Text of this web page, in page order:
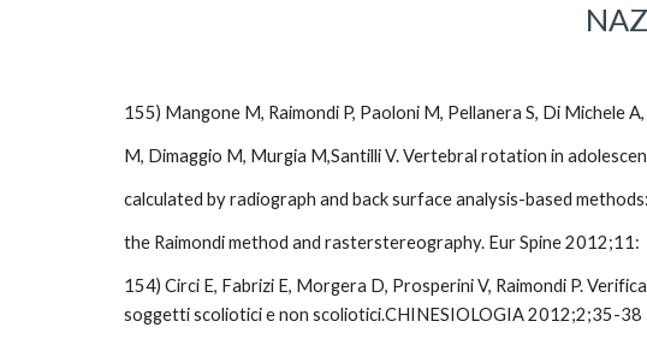
155) Mangone M, Raimondi P, Paoloni M, Pellanera S, Di Michele A,
M, Dimaggio M, Murgia M,Santilli V. Vertebral rotation in
calculated by radiograph and back surface analysis-based
the Raimondi method and rasterstereography. Eur Spine 2012;11:
154) Circi E, Fabrizi E, Morgera D, Prosperini V, Raimondi P.
soggetti scoliotici e non scoliotici.CHINESIOLOGIA 2012;2;35-38